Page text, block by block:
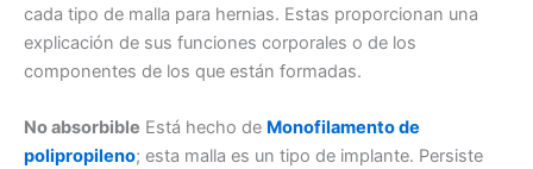
cada tipo de malla para hernias. Estas proporcionan una
explicación de sus funciones corporales o de los
componentes de los que están formadas.
No absorbible Está hecho de Monofilamento de
polipropileno; esta malla es un tipo de implante. Persiste